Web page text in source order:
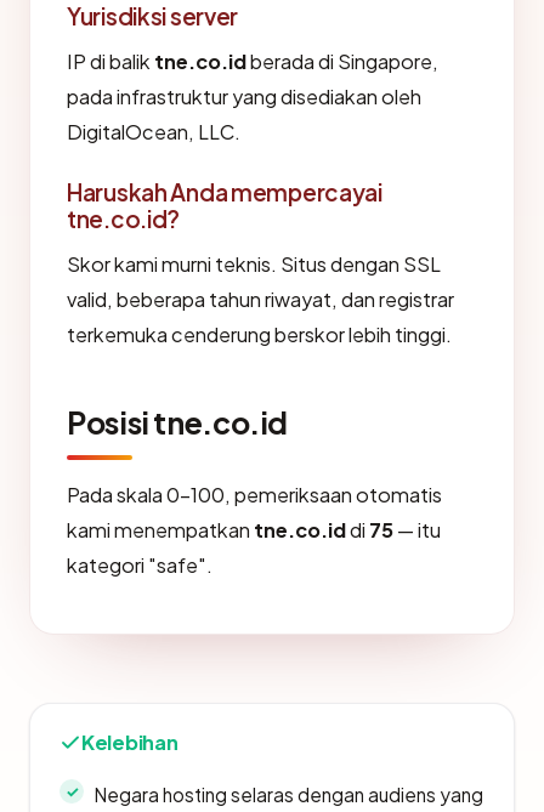
Yurisdiksi server
IP di balik tne.co.idberada di Singapore,
pada infrastruktur yang disediakan oleh
DigitalOcean, LLC.
Haruskah Anda mempercayai
tne.co.id?
Skor kami murni teknis. Situs dengan SSL
valid, beberapa tahun riwayat, dan registrar
terkemuka cenderung berskor lebih tinggi.
Posisi tne.co.id
Pada skala 0-100, pemeriksaan otomatis
kami menempatkan tne.co.iddi 75— itu
kategori "safe".
Kelebihan
Negara hosting selaras dengan audiens yang